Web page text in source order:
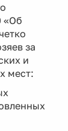
«Об
за
и
мест: